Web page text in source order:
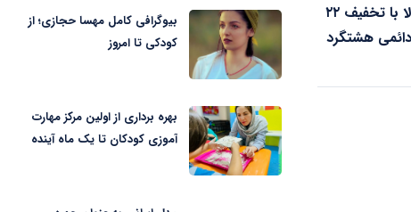
عرضه مستقیم کالا با تخفیف ۲۲
هشتگرد
بیوگرافی کامل مهسا حجازی؛ از
کودکی تا امروز
بهره برداری از اولین مرکز مهارت
آموزی کودکان تا یک ماه آینده